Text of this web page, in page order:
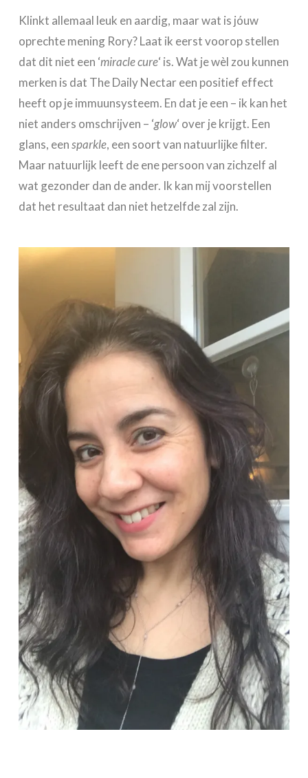
Klinkt allemaal leuk en aardig, maar wat is jóuw
oprechte mening Rory? Laat ik eerst voorop stellen
dat dit niet een ‘miracle cure‘ is. Wat je wèl zou kunnen
merken is dat The Daily Nectar een positief effect
heeft op je immuunsysteem. En dat je een – ik kan het
niet anders omschrijven – ‘glow‘ over je krijgt. Een
glans, eensparkle, een soort van natuurlijke filter.
Maar natuurlijk leeft de ene persoon van zichzelf al
wat gezonder dan de ander. Ik kan mij voorstellen
dat het resultaat dan niet hetzelfde zal zijn.